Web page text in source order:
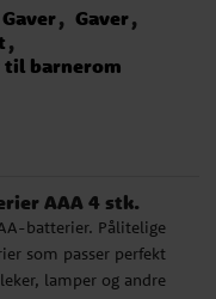
Gaver
til barnerom
AAA 4 stk.
batterier. Pålitelige
som passer perfekt
lamper og andre